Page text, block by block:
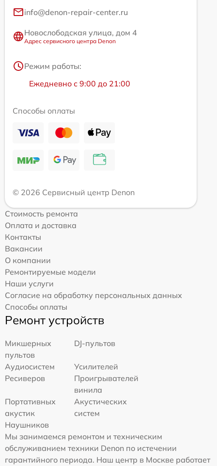
info@denon-repair-center.ru
Новослободская улица, дом 4
Адрес сервисного центра Denon
Режим работы:
Ежедневно с 9:00 до 21:00
Способы оплаты
© 2026 Сервисный центр Denon
Стоимость ремонта
Оплата и доставка
Контакты
Вакансии
О компании
Ремонтируемые модели
Наши услуги
Согласие на обработку персональных данных
Способы оплаты
Ремонт устройств
Микшерных
пультов
DJ-пультов
Аудиосистем
Усилителей
Ресиверов
Проигрывателей
винила
Портативных
акустик
Акустических
систем
Наушников
Мы занимаемся ремонтом и техническим
обслуживанием техники Denon по истечении
гарантийного периода. Наш центр в Москве работает